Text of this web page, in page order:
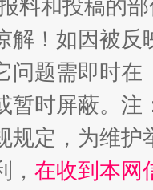
料和投稿的
解！如因被
问题需即时在
暂时屏蔽。
规定，为维
在收到本网